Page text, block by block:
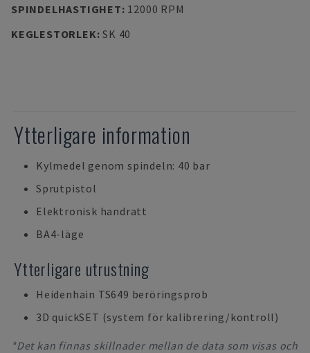
SPINDELHASTIGHET: 12000 RPM
KEGLESTORLEK:SK 40
Ytterligare information
Kylmedel genom spindeln: 40 bar
Sprutpistol
Elektronisk handratt
BA4-läge
Ytterligare utrustning
Heidenhain TS649 beröringsprob
3D quickSET (system för kalibrering/kontroll)
*Det kan finnas skillnader mellan de data som visas och